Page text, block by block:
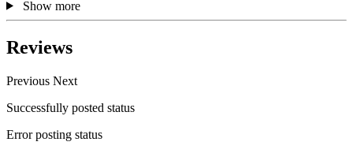
Show more
Reviews
Previous Next
Successfully posted status
Error posting status